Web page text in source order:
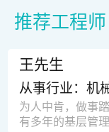
推荐工程师
王先生
从事行业：机
为人中肯，做事
有多年的基层管理